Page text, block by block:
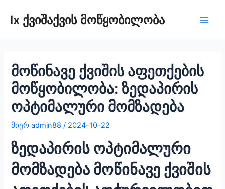
გადასვლა
lx ქვიშაქვის მოწყობილობა
მოწინავე ქვიშის აფეთქების
მოწყობილობა: ზედაპირის
ოპტიმალური მომზადება
მიერadmin88/ 2024-10-22
ზედაპირის ოპტიმალური
მომზადება მოწინავე ქვიშის